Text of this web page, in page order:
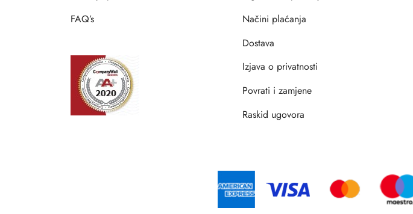
FAQ’s
Načini plaćanja
Dostava
Izjava o privatnosti
Povrati i zamjene
Raskid ugovora